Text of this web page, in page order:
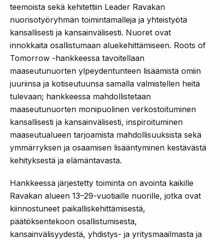
teemoista sekä kehitettiin Leader Ravakan
nuorisotyöryhmän toimintamalleja ja yhteistyötä
kansallisesti ja kansainvälisesti. Nuoret ovat
innokkaita osallistumaan aluekehittämiseen. Roots of
Tomorrow -hankkeessa tavoitellaan
maaseutunuorten ylpeydentunteen lisäämistä omiin
juuriinsa ja kotiseutuunsa samalla valmistellen heitä
tulevaan; hankkeessa mahdollistetaan
maaseutunuorten monipuolinen verkostoituminen
kansallisesti ja kansainvälisesti, inspiroituminen
maaseutualueen tarjoamista mahdollisuuksista sekä
ymmärryksen ja osaamisen lisääntyminen kestävästä
kehityksestä ja elämäntavasta.
Hankkeessa järjestetty toiminta on avointa kaikille
Ravakan alueen 13–29-vuotiaille nuorille, jotka ovat
kiinnostuneet paikalliskehittämisestä,
päätöksentekoon osallistumisesta,
kansainvälisyydestä, yhdistys- ja yritysmaailmasta ja